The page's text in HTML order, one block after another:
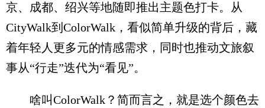
京、成都、绍兴等地随即推出主题色打卡。从
CityWalk到ColorWalk，看似简单升级的背后，藏
着年轻人更多元的情感需求，同时也推动文旅叙
事从“行走”迭代为“看见”。
啥叫ColorWalk？简而言之，就是选个颜色去